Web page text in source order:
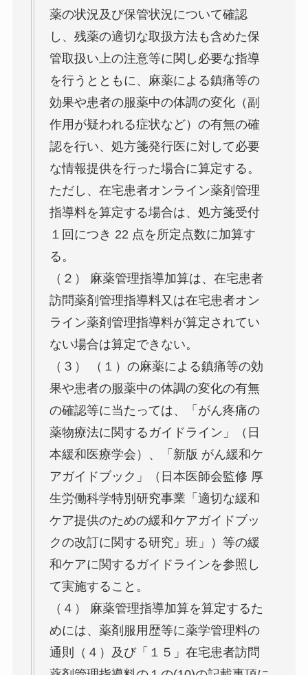
薬の状況及び保管状況について確認
し、残薬の適切な取扱方法も含めた保
管取扱い上の注意等に関し必要な指導
を行うとともに、麻薬による鎮痛等の
効果や患者の服薬中の体調の変化（副
作用が疑われる症状など）の有無の確
認を行い、処方箋発行医に対して必要
な情報提供を行った場合に算定する。
ただし、在宅患者オンライン薬剤管理
指導料を算定する場合は、処方箋受付
１回につき 22 点を所定点数に加算す
る。
（２） 麻薬管理指導加算は、在宅患者
訪問薬剤管理指導料又は在宅患者オン
ライン薬剤管理指導料が算定されてい
ない場合は算定できない。
（３） （１）の麻薬による鎮痛等の効
果や患者の服薬中の体調の変化の有無
の確認等に当たっては、「がん疼痛の
薬物療法に関するガイドライン」（日
本緩和医療学会）、「新版 がん緩和ケ
アガイドブック」（日本医師会監修 厚
生労働科学特別研究事業「適切な緩和
ケア提供のための緩和ケアガイドブッ
クの改訂に関する研究」班」）等の緩
和ケアに関するガイドラインを参照し
て実施すること。
（４） 麻薬管理指導加算を算定するた
めには、薬剤服用歴等に薬学管理料の
通則（４）及び「１５」在宅患者訪問